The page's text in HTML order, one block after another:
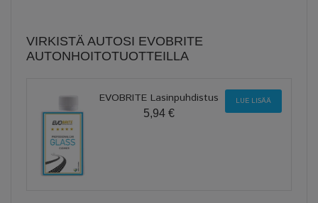
VIRKISTÄ AUTOSI EVOBRITE
AUTONHOITOTUOTTEILLA
EVOBRITE Lasinpuhdistus
5,94 €
LUE LISÄÄ